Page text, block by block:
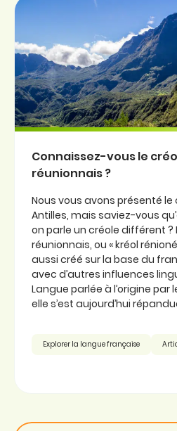
Connaissez-vous le
réunionnais ?
Nous vous avons présenté le
Antilles, mais saviez-vous
on parle un créole différent ?
réunionnais, ou « kréol
aussi créé sur la base du
avec d’autres influences
Langue parlée à l’origine par
elle s’est aujourd’hui
Explorer la langue française